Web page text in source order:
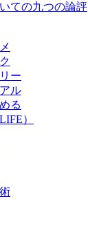
ての九つの論評
ー
ル
る
）